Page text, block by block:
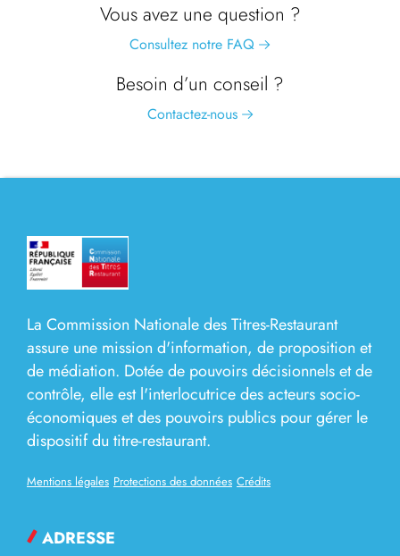
Vous avez une question ?
Consultez notre FAQ
Besoin d’un conseil ?
Contactez-nous
La Commission Nationale des Titres-Restaurant
assure une mission d'information, de proposition et
de médiation. Dotée de pouvoirs décisionnels et de
contrôle, elle est l'interlocutrice des acteurs socio-
économiques et des pouvoirs publics pour gérer le
dispositif du titre-restaurant.
Mentions légales Protections des données Crédits
ADRESSE